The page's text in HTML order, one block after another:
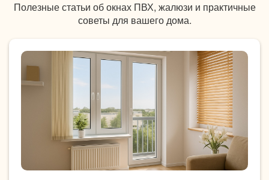
Полезные статьи об окнах ПВХ, жалюзи и практичные
советы для вашего дома.